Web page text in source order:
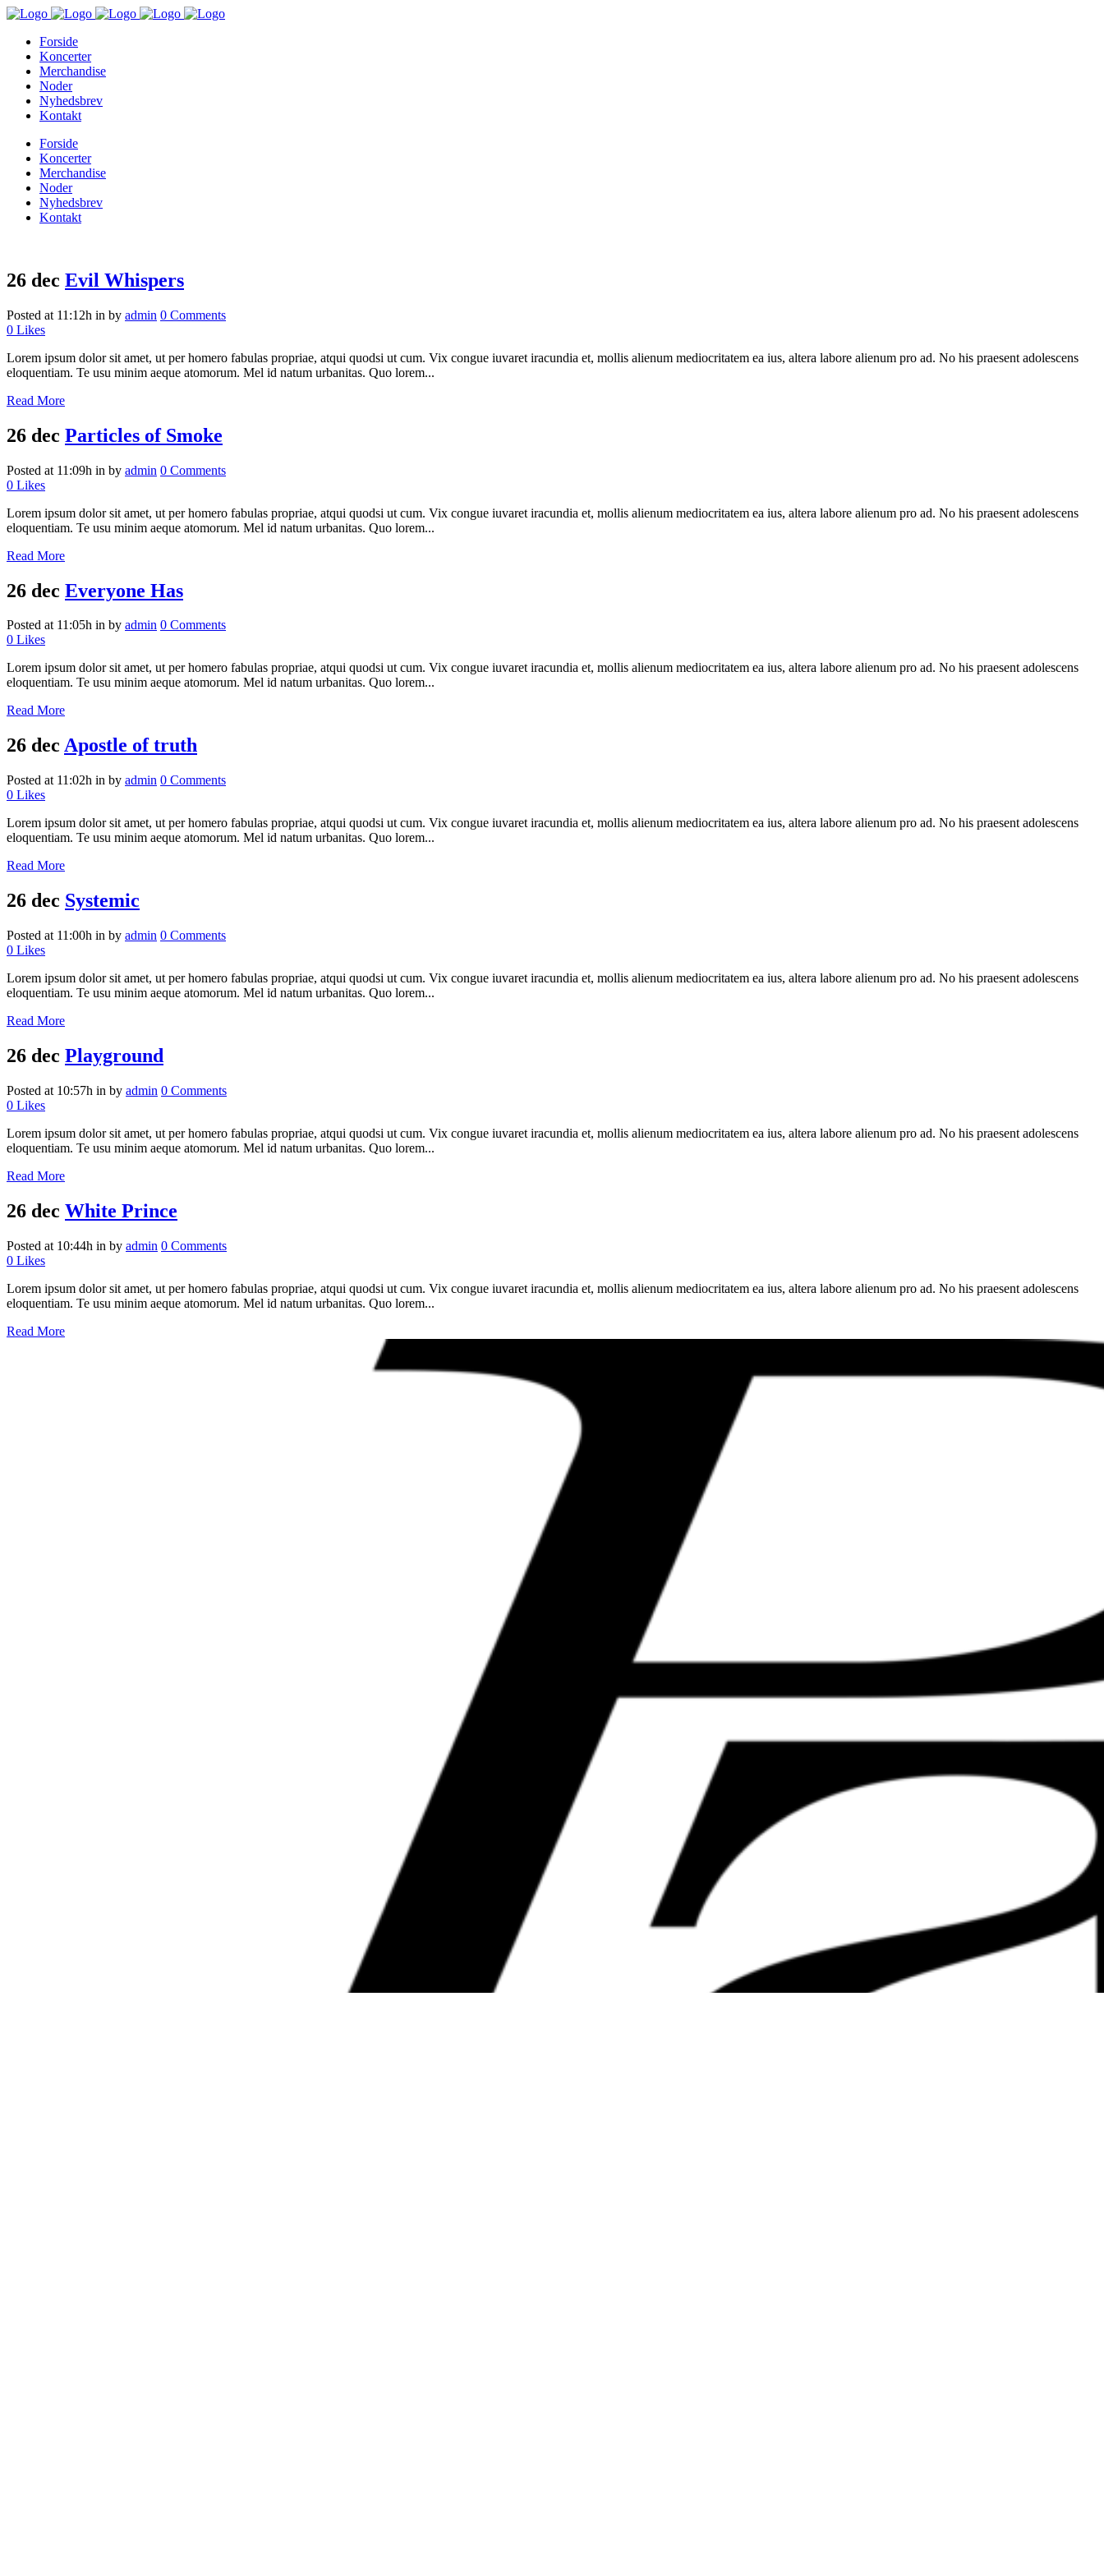
Forside
Koncerter
Merchandise
Noder
Nyhedsbrev
Kontakt
Forside
Koncerter
Merchandise
Noder
Nyhedsbrev
Kontakt
26 dec Evil Whispers
Posted at 11:12h in by admin 0 Comments
0 Likes
Lorem ipsum dolor sit amet, ut per homero fabulas propriae, atqui quodsi ut cum. Vix congue iuvaret iracundia et, mollis alienum mediocritatem ea ius, altera labore alienum pro ad. No his praesent adolescens
eloquentiam. Te usu minim aeque atomorum. Mel id natum urbanitas. Quo lorem...
Read More
26 dec Particles of Smoke
Posted at 11:09h in by admin 0 Comments
0 Likes
Lorem ipsum dolor sit amet, ut per homero fabulas propriae, atqui quodsi ut cum. Vix congue iuvaret iracundia et, mollis alienum mediocritatem ea ius, altera labore alienum pro ad. No his praesent adolescens
eloquentiam. Te usu minim aeque atomorum. Mel id natum urbanitas. Quo lorem...
Read More
26 dec Everyone Has
Posted at 11:05h in by admin 0 Comments
0 Likes
Lorem ipsum dolor sit amet, ut per homero fabulas propriae, atqui quodsi ut cum. Vix congue iuvaret iracundia et, mollis alienum mediocritatem ea ius, altera labore alienum pro ad. No his praesent adolescens
eloquentiam. Te usu minim aeque atomorum. Mel id natum urbanitas. Quo lorem...
Read More
26 dec Apostle of truth
Posted at 11:02h in by admin 0 Comments
0 Likes
Lorem ipsum dolor sit amet, ut per homero fabulas propriae, atqui quodsi ut cum. Vix congue iuvaret iracundia et, mollis alienum mediocritatem ea ius, altera labore alienum pro ad. No his praesent adolescens
eloquentiam. Te usu minim aeque atomorum. Mel id natum urbanitas. Quo lorem...
Read More
26 dec Systemic
Posted at 11:00h in by admin 0 Comments
0 Likes
Lorem ipsum dolor sit amet, ut per homero fabulas propriae, atqui quodsi ut cum. Vix congue iuvaret iracundia et, mollis alienum mediocritatem ea ius, altera labore alienum pro ad. No his praesent adolescens
eloquentiam. Te usu minim aeque atomorum. Mel id natum urbanitas. Quo lorem...
Read More
26 dec Playground
Posted at 10:57h in by admin 0 Comments
0 Likes
Lorem ipsum dolor sit amet, ut per homero fabulas propriae, atqui quodsi ut cum. Vix congue iuvaret iracundia et, mollis alienum mediocritatem ea ius, altera labore alienum pro ad. No his praesent adolescens
eloquentiam. Te usu minim aeque atomorum. Mel id natum urbanitas. Quo lorem...
Read More
26 dec White Prince
Posted at 10:44h in by admin 0 Comments
0 Likes
Lorem ipsum dolor sit amet, ut per homero fabulas propriae, atqui quodsi ut cum. Vix congue iuvaret iracundia et, mollis alienum mediocritatem ea ius, altera labore alienum pro ad. No his praesent adolescens
eloquentiam. Te usu minim aeque atomorum. Mel id natum urbanitas. Quo lorem...
Read More